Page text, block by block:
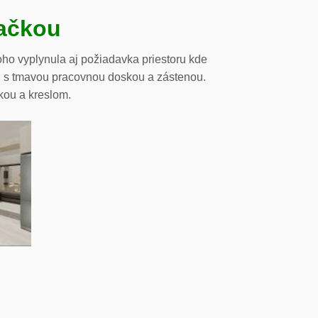
vyplynula aj požiadavka priestoru kde
tmavou pracovnou doskou a zástenou.
a kreslom.